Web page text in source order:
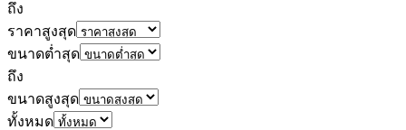
ถึง
ราคาสูงสุด
ขนาดต่ำสุด
ถึง
ขนาดสูงสุด
ทั้งหมด